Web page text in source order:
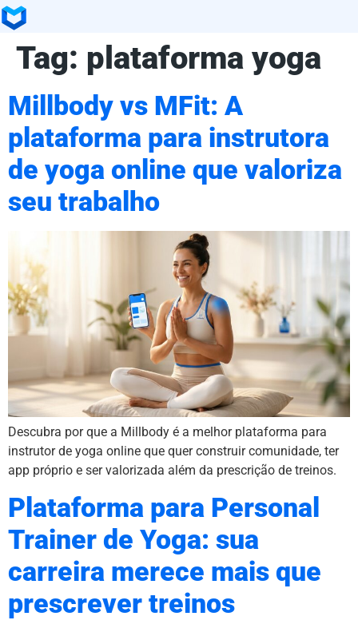
Tag: plataforma yoga
Millbody vs MFit: A
plataforma para instrutora
de yoga online que valoriza
seu trabalho
Descubra por que a Millbody é a melhor plataforma para
instrutor de yoga online que quer construir comunidade, ter
app próprio e ser valorizada além da prescrição de treinos.
Plataforma para Personal
Trainer de Yoga: sua
carreira merece mais que
prescrever treinos